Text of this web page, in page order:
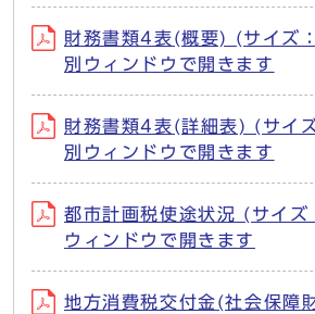
財務書類4表(概要) (サイズ
別ウィンドウで開きます
財務書類4表(詳細表) (サイ
別ウィンドウで開きます
都市計画税使途状況 (サイ
ウィンドウで開きます
地方消費税交付金(社会保障